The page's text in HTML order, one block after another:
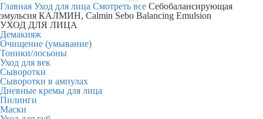
Главная Уход для лица Смотреть все Себобалансирующая
эмульсия КАЛМИН, Calmin Sebo Balancing Emulsion
УХОД ДЛЯ ЛИЦА
Демакияж
Очищение (умывание)
Тоники/лосьоны
Уход для век
Сыворотки
Сыворотки в ампулах
Дневные кремы для лица
Пилинги
Маски